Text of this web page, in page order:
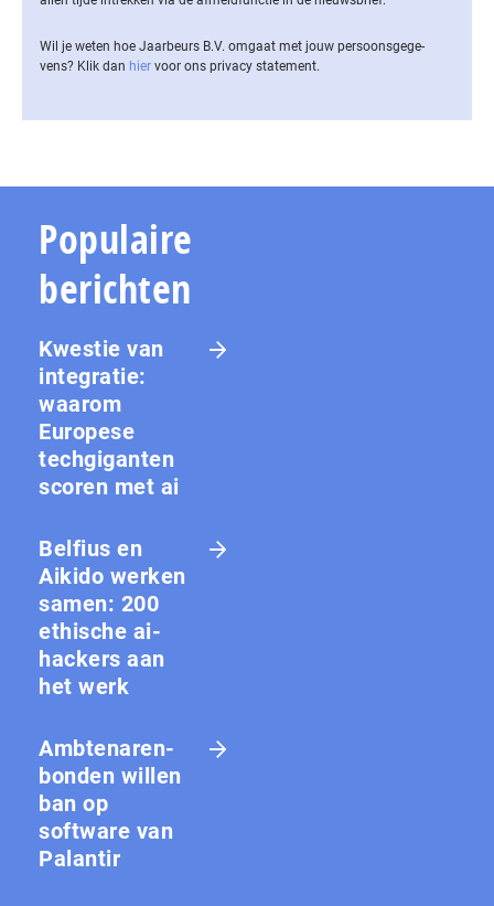
Wil je weten hoe Jaarbeurs B.V. omgaat met jouw per­soons­ge­ge­
vens? Klik dan hier voor ons privacy statement.
Populaire
berichten
Kwestie van
integratie:
waarom
Europese
techgiganten
scoren met ai
Belfius en
Aikido werken
samen: 200
ethische ai-
hackers aan
het werk
Amb­te­na­ren­
bon­den willen
ban op
software van
Palantir